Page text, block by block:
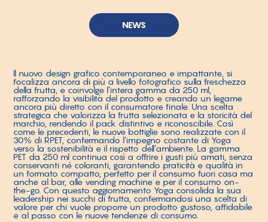
NEWS
Il nuovo design grafico contemporaneo e impattante, si
focalizza ancora di più a livello fotografico sulla freschezza
della frutta, e coinvolge l’intera gamma da 250 ml,
rafforzando la visibilità del prodotto e creando un legame
ancora più diretto con il consumatore finale. Una scelta
strategica che valorizza la frutta selezionata e la storicità del
marchio, rendendo il pack distintivo e riconoscibile. Così
come le precedenti, le nuove bottiglie sono realizzate con il
30% di RPET, confermando l’impegno costante di Yoga
verso la sostenibilità e il rispetto dell’ambiente. La gamma
PET da 250 ml continua così a offrire i gusti più amati, senza
conservanti né coloranti, garantendo praticità e qualità in
un formato compatto, perfetto per il consumo fuori casa ma
anche al bar, alle vending machine e per il consumo on-
the-go. Con questo aggiornamento Yoga consolida la sua
leadership nei succhi di frutta, confermandosi una scelta di
valore per chi vuole proporre un prodotto gustoso, affidabile
e al passo con le nuove tendenze di consumo.